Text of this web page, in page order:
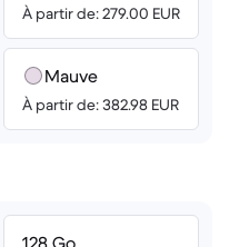
À partir de: 279.00 EUR
Mauve
À partir de: 382.98 EUR
128 Go